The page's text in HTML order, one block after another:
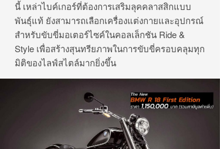
นี้ เหล่าไบค์เกอร์ที่ต้องการเสริมลุคคลาสสิกแบบ
พันธุ์แท้ ยังสามารถเลือกเครื่องแต่งกายและอุปกรณ์
สำหรับขับขี่มอเตอร์ไซค์ในคอลเล็กชัน Ride &
Style เพื่อสร้างสุนทรียภาพในการขับขี่ครอบคลุมทุก
มิติของไลฟ์สไตล์มากยิ่งขึ้น